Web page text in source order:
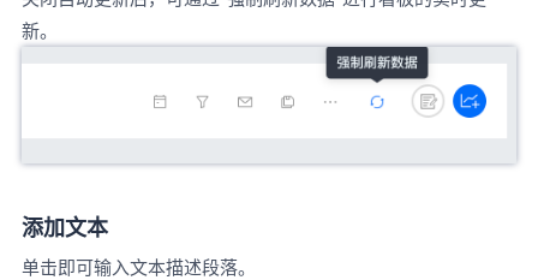
新。
添加文本
单击即可输入文本描述段落。